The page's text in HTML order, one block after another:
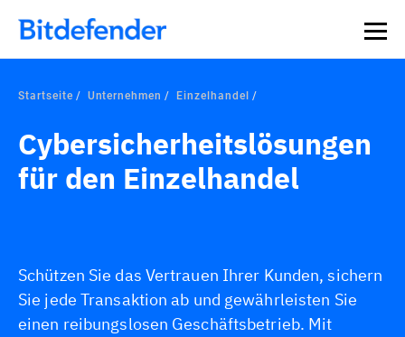
Startseite Unternehmen Einzelhandel
Cybersicherheitslösungen
für den Einzelhandel
Schützen Sie das Vertrauen Ihrer Kunden, sichern
Sie jede Transaktion ab und gewährleisten Sie
einen reibungslosen Geschäftsbetrieb. Mit